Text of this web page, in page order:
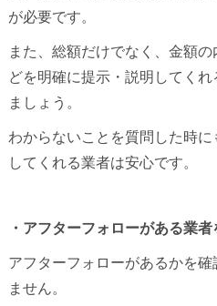
が必要です。
また、総額だけでなく、金額
どを明確に提示・説明してく
ましょう。
わからないことを質問した時
してくれる業者は安心です。
・アフターフォローがある業
アフターフォローがあるかを
ません。